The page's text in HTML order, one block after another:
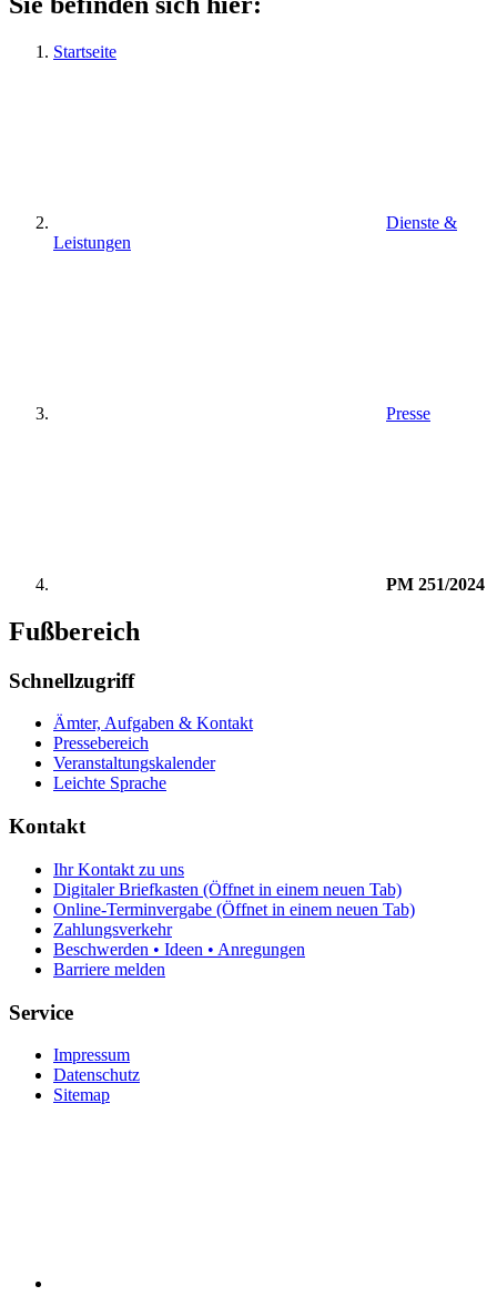
Startseite
Dienste &
Leistungen
Presse
PM 251/2024
Fußbereich
Schnellzugriff
Ämter, Aufgaben & Kontakt
Pressebereich
Veranstaltungskalender
Leichte Sprache
Kontakt
Ihr Kontakt zu uns
Digitaler Briefkasten (Öffnet in einem neuen Tab)
Online-Terminvergabe (Öffnet in einem neuen Tab)
Zahlungsverkehr
Beschwerden • Ideen • Anregungen
Barriere melden
Service
Impressum
Datenschutz
Sitemap